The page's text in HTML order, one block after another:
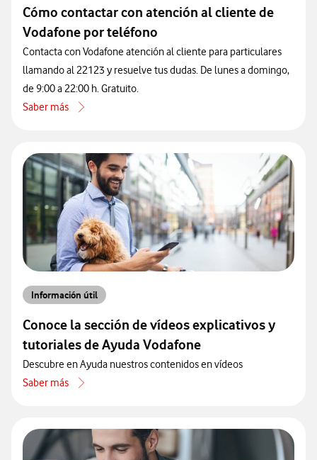
Cómo contactar con atención al cliente de
Vodafone por teléfono
Contacta con Vodafone atención al cliente para particulares
llamando al 22123 y resuelve tus dudas. De lunes a domingo,
de 9:00 a 22:00 h. Gratuito.
Saber más
acerca de Cómo contactar con atención al cliente de Vodafone
Información útil
Conoce la sección de vídeos explicativos y
tutoriales de Ayuda Vodafone
Descubre en Ayuda nuestros contenidos en vídeos
Saber más
acerca de Conoce la sección de vídeos explicativos y tutoriales de